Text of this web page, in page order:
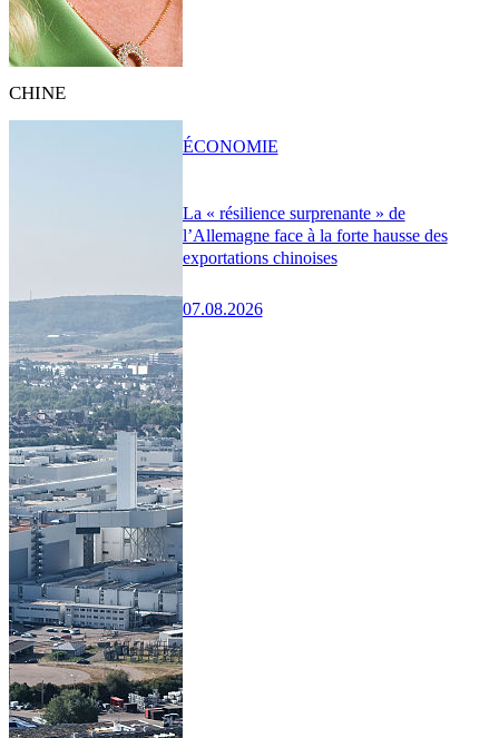
CHINE
La « résilience surprenante » de
l’Allemagne face à la forte hausse des
exportations chinoises
07.08.2026
ÉCONOMIE